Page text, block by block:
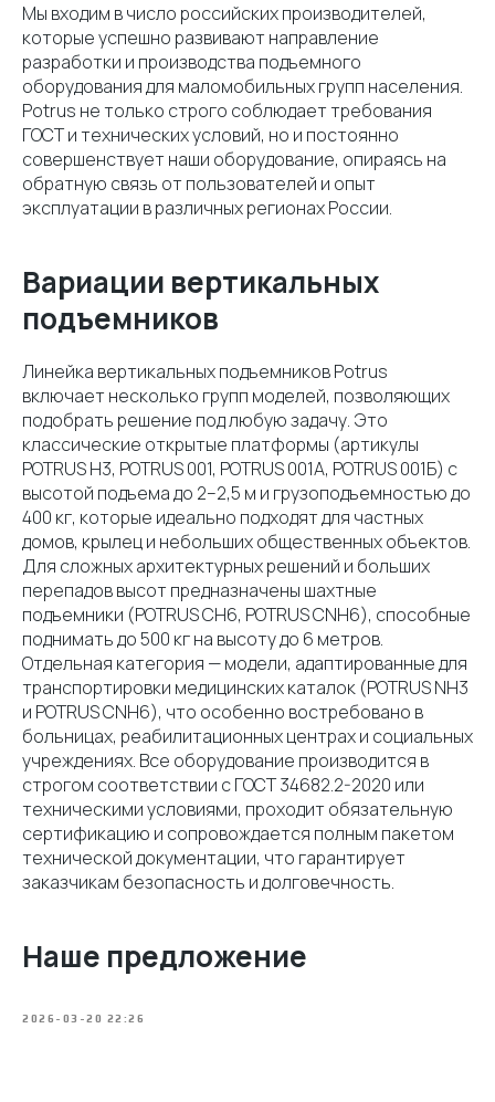
Мы входим в число российских производителей,
которые успешно развивают направление
разработки и производства подъемного
оборудования для маломобильных групп населения.
Potrus не только строго соблюдает требования
ГОСТ и технических условий, но и постоянно
совершенствует наши оборудование, опираясь на
обратную связь от пользователей и опыт
эксплуатации в различных регионах России.
Вариации вертикальных
подъемников
Линейка вертикальных подъемников Potrus
включает несколько групп моделей, позволяющих
подобрать решение под любую задачу. Это
классические открытые платформы (артикулы
POTRUS H3, POTRUS 001, POTRUS 001A, POTRUS 001Б) с
высотой подъема до 2–2,5 м и грузоподъемностью до
400 кг, которые идеально подходят для частных
домов, крылец и небольших общественных объектов.
Для сложных архитектурных решений и больших
перепадов высот предназначены шахтные
подъемники (POTRUS СH6, POTRUS СNH6), способные
поднимать до 500 кг на высоту до 6 метров.
Отдельная категория — модели, адаптированные для
транспортировки медицинских каталок (POTRUS NH3
и POTRUS СNH6), что особенно востребовано в
больницах, реабилитационных центрах и социальных
учреждениях. Все оборудование производится в
строгом соответствии с ГОСТ 34682.2-2020 или
техническими условиями, проходит обязательную
сертификацию и сопровождается полным пакетом
технической документации, что гарантирует
заказчикам безопасность и долговечность.
Наше предложение
2026-03-20 22:26